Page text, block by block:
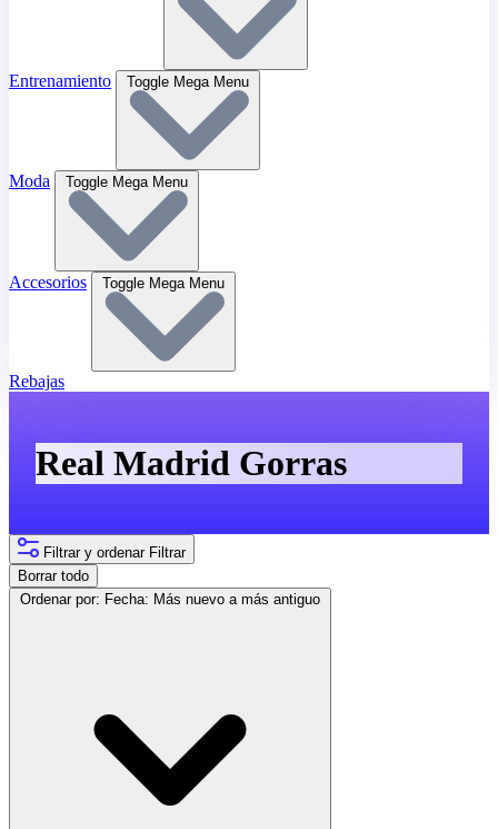
Entrenamiento Toggle Mega Menu
Moda Toggle Mega Menu
Accesorios Toggle Mega Menu
Rebajas
Real Madrid Gorras
Filtrar y ordenar Filtrar
Borrar todo
Ordenar por: Fecha: Más nuevo a más antiguo